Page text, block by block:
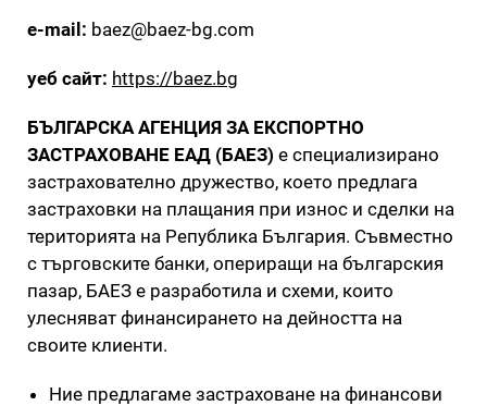
e-mail: baez@baez-bg.com
уеб сайт: https://baez.bg
БЪЛГАРСКА АГЕНЦИЯ ЗА ЕКСПОРТНО
ЗАСТРАХОВАНЕ ЕАД (БАЕЗ) е специализирано
застрахователно дружество, което предлага
застраховки на плащания при износ и сделки на
територията на Република България. Съвместно
с търговските банки, опериращи на българския
пазар, БАЕЗ е разработила и схеми, които
улесняват финансирането на дейността на
своите клиенти.
Ние предлагаме застраховане на финансови